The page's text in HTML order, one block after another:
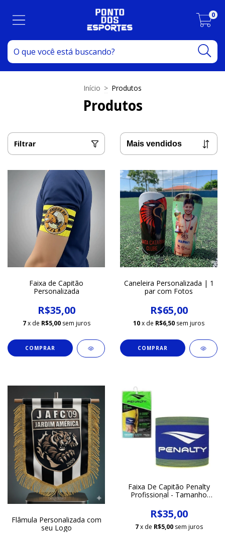
0
Início > Produtos
Produtos
Filtrar
Faixa de Capitão
Personalizada
R$35,00
7 x de R$5,00 sem juros
Caneleira Personalizada | 1
par com Fotos
R$65,00
10x de R$6,50 sem juros
Flâmula Personalizada com
seu Logo
Faixa De Capitão Penalty
Profissional - Tamanho
R$35,00
7 x de R$5,00 sem juros